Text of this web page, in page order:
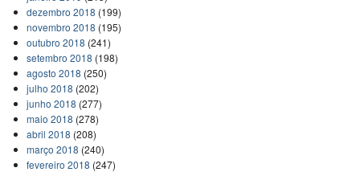
dezembro 2018 (199)
novembro 2018 (195)
outubro 2018 (241)
setembro 2018 (198)
agosto 2018 (250)
julho 2018 (202)
junho 2018 (277)
maio 2018 (278)
abril 2018 (208)
março 2018 (240)
fevereiro 2018 (247)